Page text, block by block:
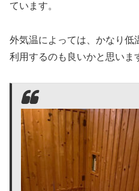
ています。
外気温によっては、かなり低
利用するのも良いかと思いま